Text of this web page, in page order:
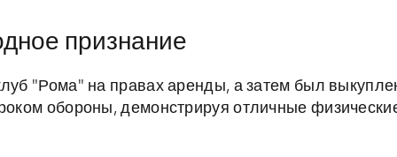
признание
"Рома" на правах аренды, а затем был
обороны, демонстрируя отличные